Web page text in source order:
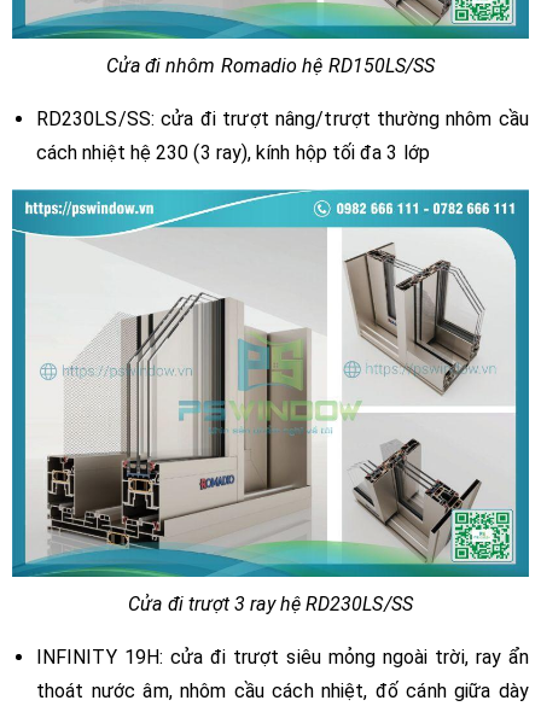
Cửa đi nhôm Romadio hệ RD150LS/SS
RD230LS/SS: cửa đi trượt nâng/trượt thường nhôm cầu
cách nhiệt hệ 230 (3 ray), kính hộp tối đa 3 lớp
Cửa đi trượt 3 ray hệ RD230LS/SS
INFINITY 19H: cửa đi trượt siêu mỏng ngoài trời, ray ẩn
thoát nước âm, nhôm cầu cách nhiệt, đố cánh giữa dày